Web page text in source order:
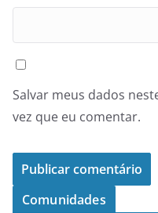
Salvar meus dados
vez que eu comentar.
Comunidades